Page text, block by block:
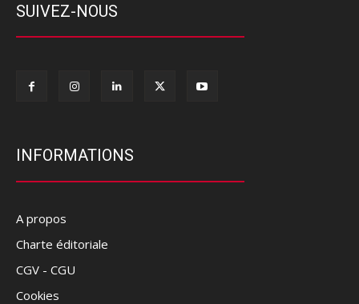
SUIVEZ-NOUS
INFORMATIONS
A propos
Charte éditoriale
CGV - CGU
Cookies